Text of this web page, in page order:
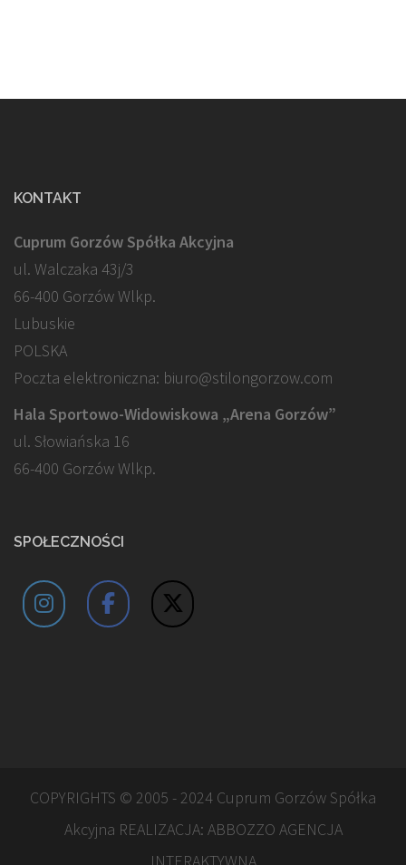
KONTAKT
Cuprum Gorzów Spółka Akcyjna
ul. Walczaka 43j/3
66-400 Gorzów Wlkp.
Lubuskie
POLSKA
Poczta elektroniczna: biuro@stilongorzow.com
Hala Sportowo-Widowiskowa „Arena Gorzów”
ul. Słowiańska 16
66-400 Gorzów Wlkp.
SPOŁECZNOŚCI
COPYRIGHTS © 2005 - 2024 Cuprum Gorzów Spółka
Akcyjna REALIZACJA: ABBOZZO AGENCJA
INTERAKTYWNA